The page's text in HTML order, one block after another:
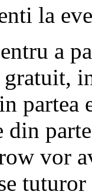
la
a
partea
vor